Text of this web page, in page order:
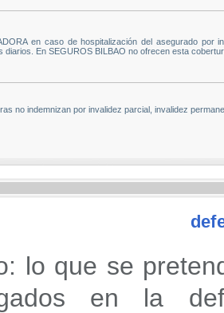
en caso de hospitalización del asegurado
diarios. En SEGUROS BILBAO no ofrecen esta
no indemnizan por invalidez parcial, invalidez
lo que se
en la